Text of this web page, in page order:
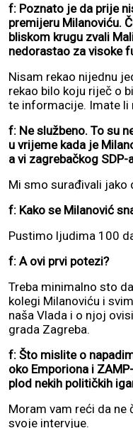
f: Poznato je da prije
premijeru Milanoviću.
bliskom krugu zvali
nedorastao za visoke
Nisam rekao nijednu
rekao bilo koju riječ o
te informacije. Imate li
f: Ne službeno. To su
u vrijeme kada je
a vi zagrebačkog SDP-
Mi smo surađivali jako
f: Kako se Milanović
Pustimo ljudima 100
f: A ovi prvi potezi?
Treba minimalno sto
kolegi Milanoviću i
naša Vlada i o njoj
grada Zagreba.
f: Što mislite o
oko Emporiona i
plod nekih političkih
Moram vam reći da ne
svoje intervjue.